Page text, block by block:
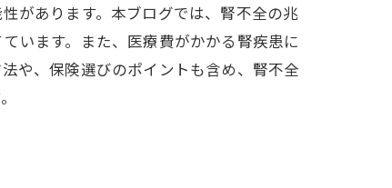
があります。本ブログでは、腎不全の兆
います。また、医療費がかかる腎疾患に
や、保険選びのポイントも含め、腎不全